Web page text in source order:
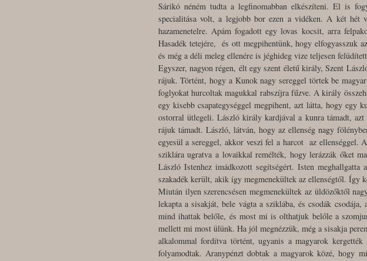
Sárikó néném tudta a legfinomabban elkészíteni. El is
specialitása volt, a legjobb bor ezen a vidéken. A két hét
hazamenetelre. Apám fogadott egy lovas kocsit, arra
Hasadék tetejére, és ott megpihentünk, hogy elfogyasszuk
és még a déli meleg ellenére is jéghideg vize teljesen
Egyszer, nagyon régen, élt egy szent életű király, Szent
rájuk. Történt, hogy a Kunok nagy sereggel törtek be
foglyokat hurcoltak magukkal rabszíjra fűzve. A király
egy kisebb csapategységgel megpihent, azt látta, hogy
ostorral ütlegeli. László király kardjával a kunra támadt,
rájuk támadt. László, látván, hogy az ellenség nagy
egyesül a sereggel, akkor veszi fel a harcot az ellenséggel.
sziklára ugratva a lovaikkal remélték, hogy lerázzák őket
László Istenhez imádkozott segítségért. Isten
szakadék került, akik így megmenekültek az ellenségtől. Így
Miután ilyen szerencsésen megmenekültek az üldözőktől
lekapta a sisakját, bele vágta a sziklába, és csodák
mind ihattak belőle, és most mi is olthatjuk belőle a
mellett mi most ülünk. Ha jól megnézzük, még a sisakja
alkalommal fordítva történt, ugyanis a magyarok kergették
folyamodtak. Aranypénzt dobtak a magyarok közé, hogy